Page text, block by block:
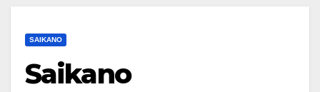
SAIKANO
Saikano